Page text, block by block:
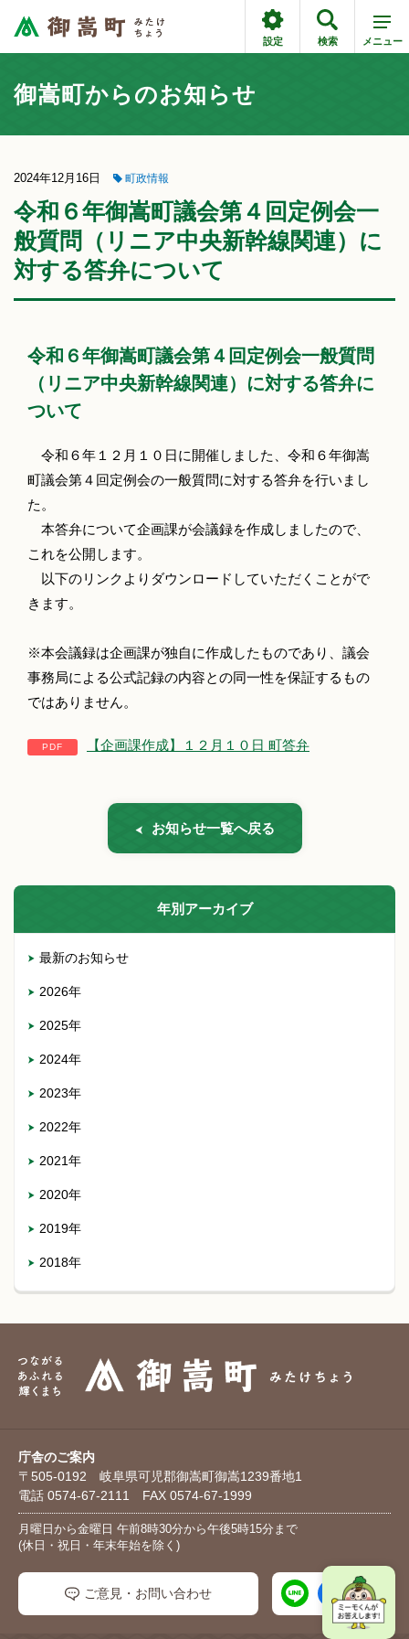
設定 検索 メニュー
御嵩町からのお知らせ
2024年12月16日 町政情報
令和６年御嵩町議会第４回定例会一
般質問（リニア中央新幹線関連）に
対する答弁について
令和６年御嵩町議会第４回定例会一般質問
（リニア中央新幹線関連）に対する答弁に
ついて
令和６年１２月１０日に開催しました、令和６年御嵩
町議会第４回定例会の一般質問に対する答弁を行いまし
た。
本答弁について企画課が会議録を作成しましたので、
これを公開します。
以下のリンクよりダウンロードしていただくことがで
きます。
※本会議録は企画課が独自に作成したものであり、議会
事務局による公式記録の内容との同一性を保証するもの
ではありません。
【企画課作成】１２月１０日 町答弁
お知らせ一覧へ戻る
年別アーカイブ
最新のお知らせ
2026年
2025年
2024年
2023年
2022年
2021年
2020年
2019年
2018年
庁舎のご案内
〒505-0192 岐阜県可児郡御嵩町御嵩1239番地1
電話 0574-67-2111 FAX 0574-67-1999
月曜日から金曜日 午前8時30分から午後5時15分まで
(休日・祝日・年末年始を除く)
ご意見・お問い合わせ